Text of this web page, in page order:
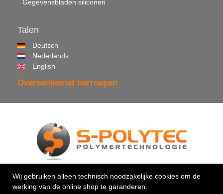
Gegevensbladen siliconen
Talen
Deutsch
Nederlands
English
Overeenkomst herroepen
© 2026 •S-Polytec GmbH
Uw vakman voor kunststoffen & kleefstoffen
Wij gebruiken alleen technisch noodzakelijke cookies om de
werking van de online shop te garanderen.